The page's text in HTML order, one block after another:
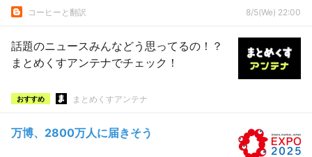
コーヒーと翻訳 8/5(We) 22:00
話題のニュースみんなどう思ってるの！？
まとめくすアンテナでチェック！
おすすめ まとめくすアンテナ
万博、2800万人に届きそう